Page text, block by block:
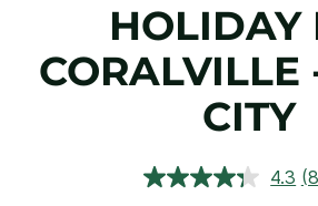
HOLIDAY
CITY
4.3